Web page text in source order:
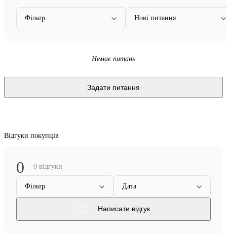
Фільтр Нові питання
Немає питань
Задати питання
Відгуки покупців
0 0 відгуки
Фільтр Дата
Написати відгук